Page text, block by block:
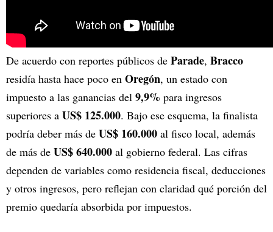
De acuerdo con reportes públicos de Parade, Bracco
residía hasta hace poco en Oregón, un estado con
impuesto a las ganancias del 9,9% para ingresos
superiores a US$ 125.000. Bajo ese esquema, la finalista
podría deber más de US$ 160.000 al fisco local, además
de más de US$ 640.000 al gobierno federal. Las cifras
dependen de variables como residencia fiscal, deducciones
y otros ingresos, pero reflejan con claridad qué porción del
premio quedaría absorbida por impuestos.